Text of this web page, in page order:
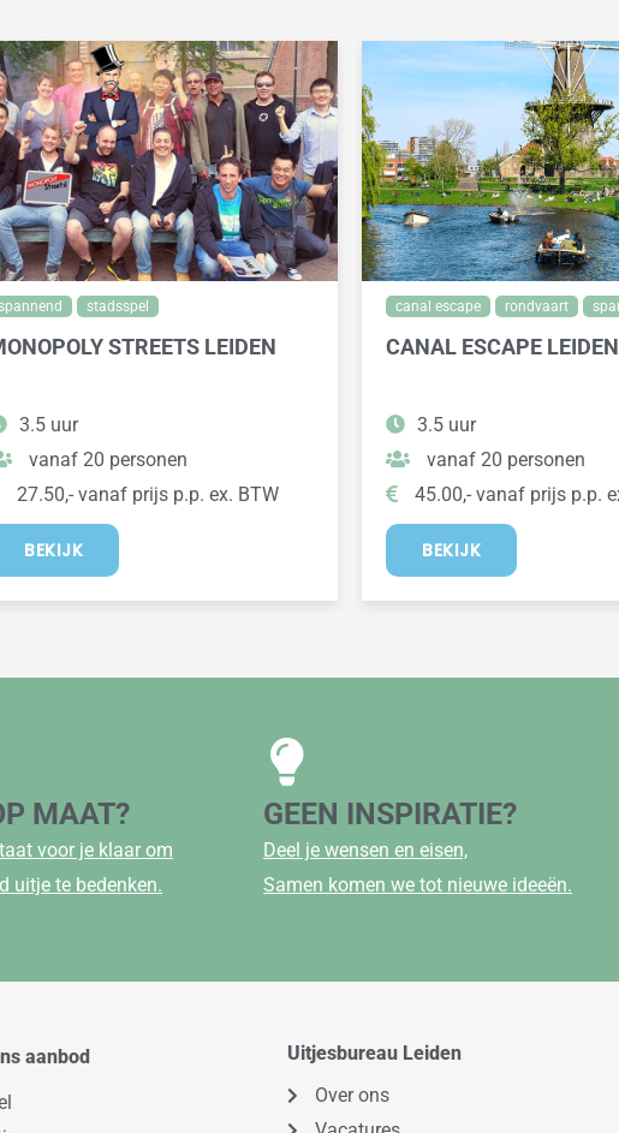
stadsspel
STREETS LEIDEN
3.5 uur
vanaf 20 personen
27.50,- vanaf prijs p.p. ex. BTW
BEKIJK
canal escape rondvaart
CANAL ESCAPE LEIDEN
3.5 uur
vanaf 20 personen
45.00,- vanaf prijs p.p.
BEKIJK
MAAT?
voor je klaar om
uitje te bedenken.
GEEN INSPIRATIE?
Deel je wensen en eisen,
Samen komen we tot nieuwe ideeën.
aanbod
Uitjesbureau Leiden
Over ons